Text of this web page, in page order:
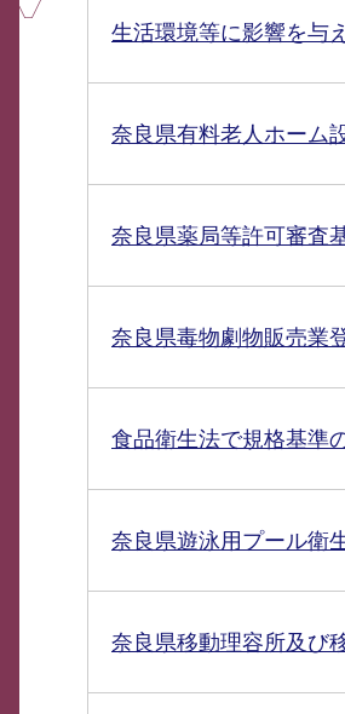
生活環境等に影響を与
奈良県有料老人ホーム
奈良県薬局等許可審査
奈良県毒物劇物販売業
食品衛生法で規格基準
奈良県遊泳用プール衛
奈良県移動理容所及び